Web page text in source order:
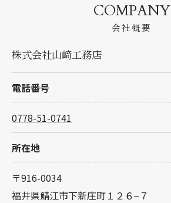
COMPANY
会社概要
株式会社山﨑工務店
電話番号
0778-51-0741
所在地
〒916-0034
福井県鯖江市下新庄町１２６−７